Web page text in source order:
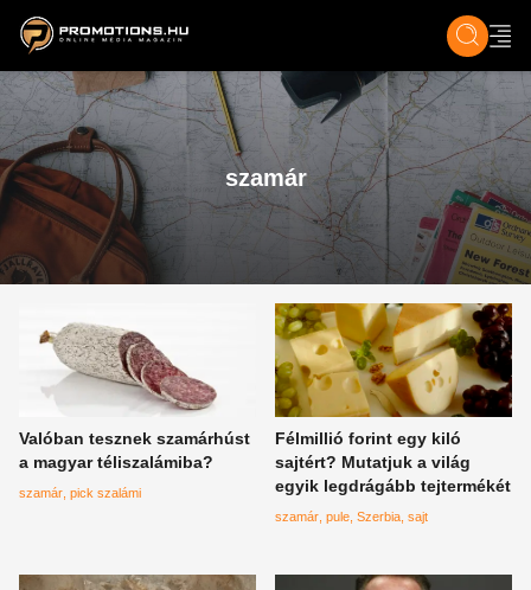
ZENE, FILM & KULT ÉLET TECH &
szamár
Valóban tesznek szamárhúst
a magyar téliszalámiba?
szamár pick szalámi
Félmillió forint egy kiló
sajtért? Mutatjuk a világ
egyik legdrágább tejtermékét
szamár pule Szerbia sajt